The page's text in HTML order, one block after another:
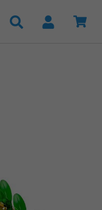
Hledat